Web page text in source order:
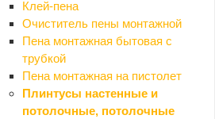
Клей-пена
Очиститель пены монтажной
Пена монтажная бытовая с
трубкой
Пена монтажная на пистолет
Плинтусы настенные и
потолочные, потолочные
Станки
Оборудование для мастерской
Назад
Оборудование для мастерской
Автомобильные аксессуары
Верстаки, подставки, распоры
Магнитные крепления